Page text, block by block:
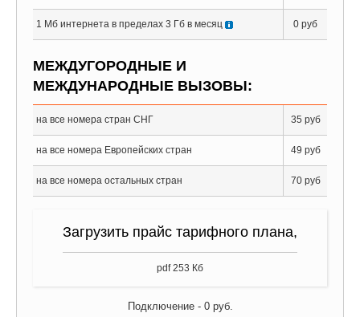
1 Мб интернета в пределах 3 Гб в месяц 0 руб
МЕЖДУГОРОДНЫЕ И
МЕЖДУНАРОДНЫЕ ВЫЗОВЫ:
на все номера стран СНГ 35 руб
на все номера Европейских стран 49 руб
на все номера остальных стран 70 руб
Загрузить прайс тарифного плана,
pdf 253 Кб
Подключение - 0руб.